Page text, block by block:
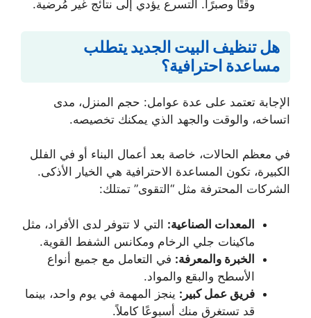
وقتًا وصبرًا. التسرع يؤدي إلى نتائج غير مُرضية.
هل تنظيف البيت الجديد يتطلب
مساعدة احترافية؟
الإجابة تعتمد على عدة عوامل: حجم المنزل، مدى
اتساخه، والوقت والجهد الذي يمكنك تخصيصه.
في معظم الحالات، خاصة بعد أعمال البناء أو في الفلل
الكبيرة، تكون المساعدة الاحترافية هي الخيار الأذكى.
الشركات المحترفة مثل “التقوى” تمتلك:
المعدات الصناعية: التي لا تتوفر لدى الأفراد، مثل
ماكينات جلي الرخام ومكانس الشفط القوية.
الخبرة والمعرفة: في التعامل مع جميع أنواع
الأسطح والبقع والمواد.
فريق عمل كبير: ينجز المهمة في يوم واحد، بينما
قد تستغرق منك أسبوعًا كاملاً.